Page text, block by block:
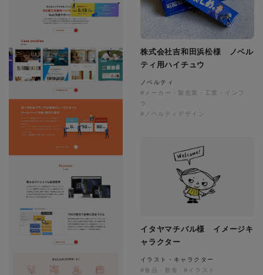
株式会社吉和田浜松様 ノベル
ティ用ハイチュウ
ノベルティ
#メーカー・製造業・工業・インフ
ラ
#ノベルティデザイン
イタヤマチバル様 イメージキ
ャラクター
イラスト・キャラクター
#食品・飲食
#イラスト